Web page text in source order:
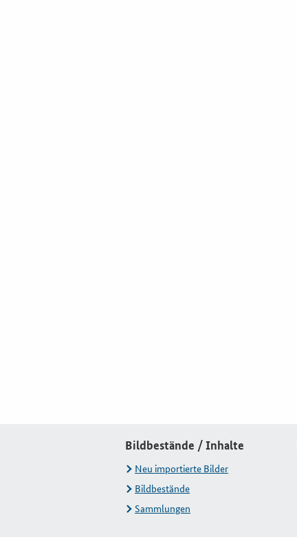
Bildbestände / Inhalte
Neu importierte Bilder
Bildbestände
Sammlungen